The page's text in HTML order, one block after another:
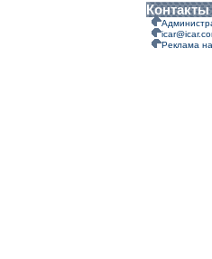
Контакты
Реклама